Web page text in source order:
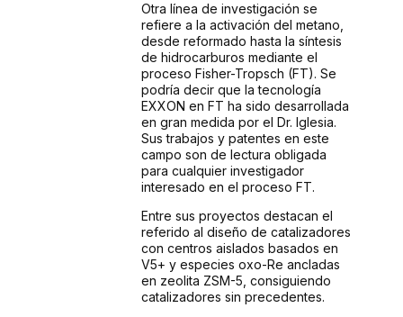
Otra línea de investigación se
refiere a la activación del metano,
desde reformado hasta la síntesis
de hidrocarburos mediante el
proceso Fisher-Tropsch (FT). Se
podría decir que la tecnología
EXXON en FT ha sido desarrollada
en gran medida por el Dr. Iglesia.
Sus trabajos y patentes en este
campo son de lectura obligada
para cualquier investigador
interesado en el proceso FT.
Entre sus proyectos destacan el
referido al diseño de catalizadores
con centros aislados basados en
V5+ y especies oxo-Re ancladas
en zeolita ZSM-5, consiguiendo
catalizadores sin precedentes.